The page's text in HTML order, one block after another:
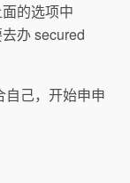
的选项中
办 secured
自己，开始申申